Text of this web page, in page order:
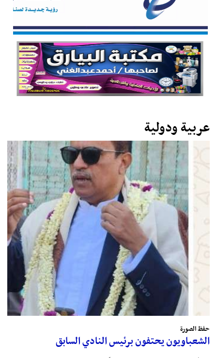
عربية ودولية
حفظ الصورة
الشعباويون يحتفون برئيس النادي السابق